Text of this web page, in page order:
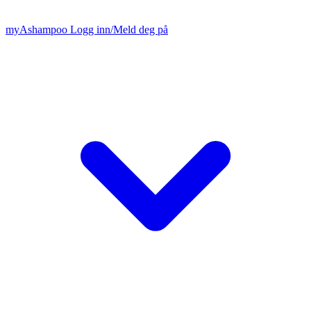
myAshampoo Logg inn/Meld deg på